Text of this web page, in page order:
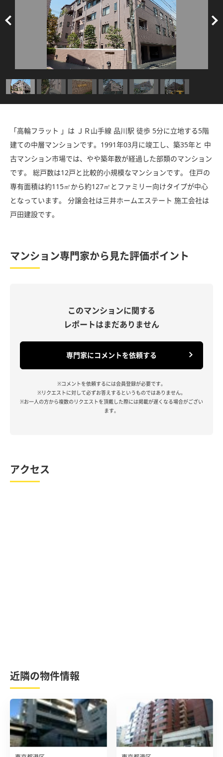
「高輪フラット 」は ＪＲ山手線 品川駅 徒歩 5分に立地する5階
建ての中層マンションです。1991年03月に竣工し、築35年と 中
古マンション市場では、やや築年数が経過した部類のマンション
です。 総戸数は12戸と比較的小規模なマンションです。 住戸の
専有面積は約115㎡から約127㎡とファミリー向けタイプが中心
となっています。 分譲会社は三井ホームエステート 施工会社は
戸田建設です。
マンション専門家から見た評価ポイント
このマンションに関する
レポートはまだありません
専門家にコメントを依頼する
※コメントを依頼するには会員登録が必要です。
※リクエストに対して必ずお答えするというものではありません。
※お一人の方から複数のリクエストを頂戴した際には掲載が遅くなる場合がござい
ます。
アクセス
近隣の物件情報